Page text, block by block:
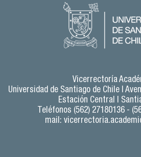
Vicerrectoría
Universidad de Santiago de Chile |
Estación Central |
Teléfonos (562) 27180136 -
mail: